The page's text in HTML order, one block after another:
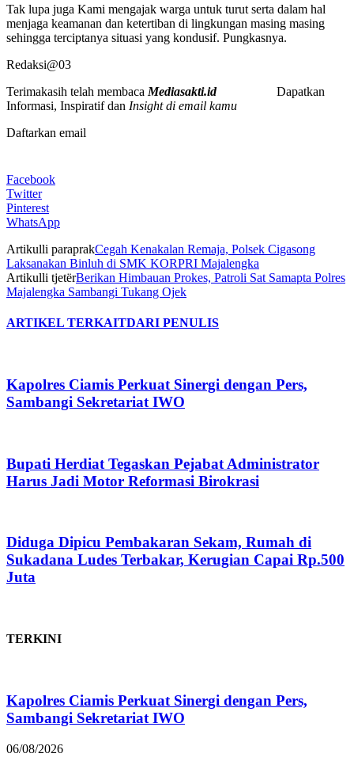
Tak lupa juga Kami mengajak warga untuk turut serta dalam hal
menjaga keamanan dan ketertiban di lingkungan masing masing
sehingga terciptanya situasi yang kondusif. Pungkasnya.
Redaksi@03
Terimakasih telah membaca Mediasakti.id
Dapatkan
Informasi, Inspiratif dan Insight di email kamu
Daftarkan email
Facebook
Twitter
Pinterest
WhatsApp
Artikulli paraprakCegah Kenakalan Remaja, Polsek Cigasong
Laksanakan Binluh di SMK KORPRI Majalengka
Artikulli tjetërBerikan Himbauan Prokes, Patroli Sat Samapta Polres
Majalengka Sambangi Tukang Ojek
ARTIKEL TERKAITDARI PENULIS
Kapolres Ciamis Perkuat Sinergi dengan Pers,
Sambangi Sekretariat IWO
Bupati Herdiat Tegaskan Pejabat Administrator
Harus Jadi Motor Reformasi Birokrasi
Diduga Dipicu Pembakaran Sekam, Rumah di
Sukadana Ludes Terbakar, Kerugian Capai Rp.500
Juta
TERKINI
Kapolres Ciamis Perkuat Sinergi dengan Pers,
Sambangi Sekretariat IWO
06/08/2026